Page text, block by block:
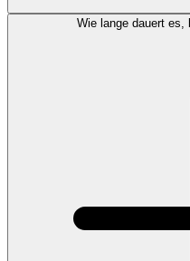
Wie lange dauert es,